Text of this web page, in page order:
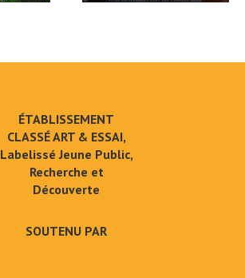
ÉTABLISSEMENT
CLASSÉ ART & ESSAI,
Labelissé Jeune Public,
Recherche et
Découverte
SOUTENU PAR